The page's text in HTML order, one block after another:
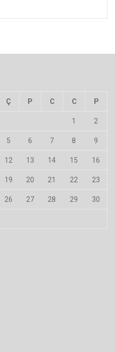
Ç P C C P
1 2
5 6 7 8 9
12 13 14 15 16
19 20 21 22 23
26 27 28 29 30